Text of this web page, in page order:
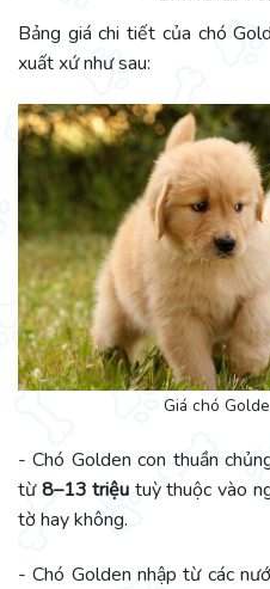
Bảng giá chi tiết của chó
xuất xứ như sau:
Giá chó
- Chó Golden con thuần
từ8–13 triệu tuỳ thuộc vào
tờ hay không.
- Chó Golden nhập từ các